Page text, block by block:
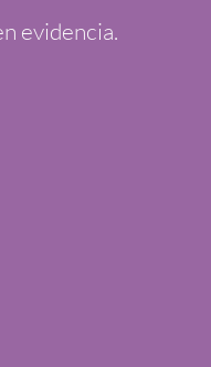
evidencia.